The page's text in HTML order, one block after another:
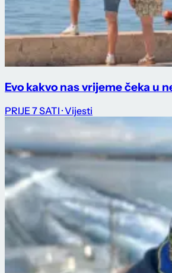
Evo kakvo nas vrijeme čeka u
PRIJE 7 SATI · Vijesti